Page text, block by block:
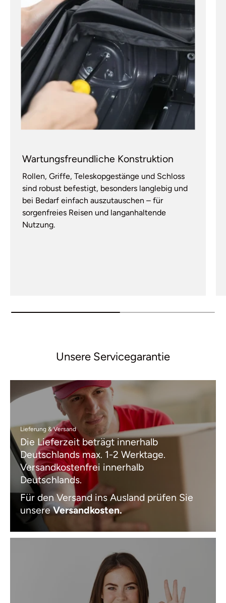
Wartungsfreundliche Konstruktion
Rollen, Griffe, Teleskopgestänge und Schloss
sind robust befestigt, besonders langlebig und
bei Bedarf einfach auszutauschen – für
sorgenfreies Reisen und langanhaltende
Nutzung.
Unsere Servicegarantie
Lieferung & Versand
Die Lieferzeit beträgt innerhalb
Deutschlands max. 1-2 Werktage.
Versandkostenfrei innerhalb
Deutschlands.
Für den Versand ins Ausland prüfen Sie
unsereVersandkosten.